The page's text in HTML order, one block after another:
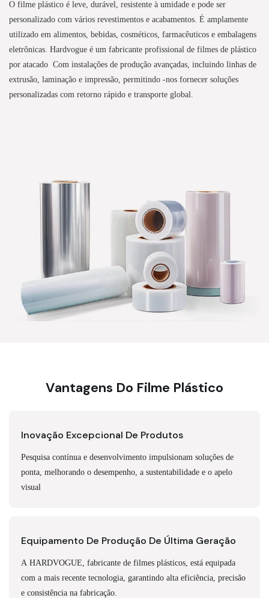
O filme plástico é leve, durável, resistente à umidade e pode ser
personalizado com vários revestimentos e acabamentos. É amplamente
utilizado em alimentos, bebidas, cosméticos, farmacêuticos e embalagens
eletrônicas. Hardvogue é um fabricante profissional de filmes de plástico
por atacado Com instalações de produção avançadas, incluindo linhas de
extrusão, laminação e impressão, permitindo -nos fornecer soluções
personalizadas com retorno rápido e transporte global.
Vantagens Do Filme Plástico
Inovação Excepcional De Produtos
Pesquisa contínua e desenvolvimento impulsionam soluções de
ponta, melhorando o desempenho, a sustentabilidade e o apelo
visual
Equipamento De Produção De Última Geração
A HARDVOGUE, fabricante de filmes plásticos, está equipada
com a mais recente tecnologia, garantindo alta eficiência, precisão
e consistência na fabricação.